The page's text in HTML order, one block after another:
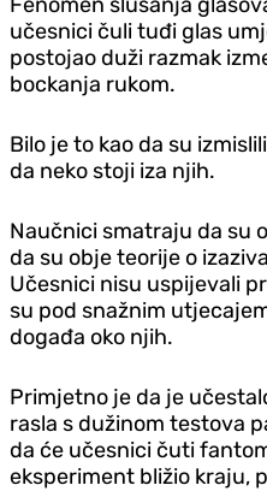
učesnici čuli tuđi glas
postojao duži razmak
bockanja rukom.
Bilo je to kao da su
da neko stoji iza njih.
Naučnici smatraju da su
da su obje teorije o
Učesnici nisu uspijevali
su pod snažnim
događa oko njih.
Primjetno je da je
rasla s dužinom testova
da će učesnici čuti
eksperiment bližio kraju,